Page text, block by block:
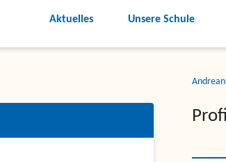
Aktuelles Unsere Schule